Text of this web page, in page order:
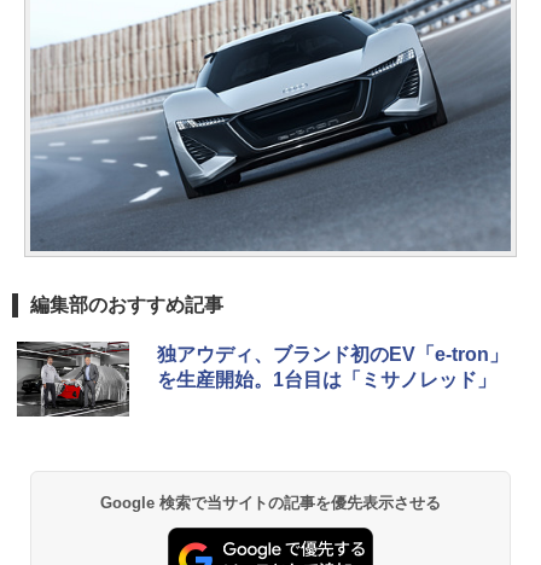
編集部のおすすめ記事
独アウディ、ブランド初のEV「e-tron」
を生産開始。1台目は「ミサノレッド」
Google 検索で当サイトの記事を優先表示させる